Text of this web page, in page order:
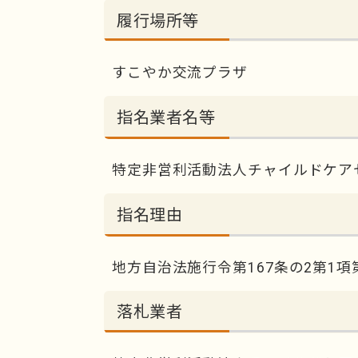
履行場所等
すこやか交流プラザ
指名業者名等
特定非営利活動法人チャイルドケア
指名理由
地方自治法施行令第167条の2第1項
落札業者